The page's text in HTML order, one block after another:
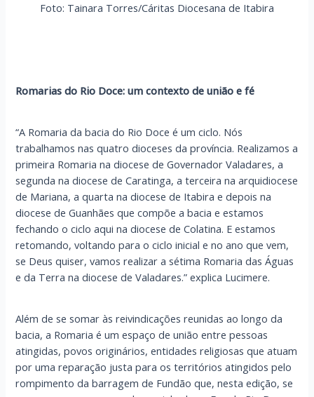
Foto: Tainara Torres/Cáritas Diocesana de Itabira
Romarias do Rio Doce: um contexto de união e fé
“A Romaria da bacia do Rio Doce é um ciclo. Nós
trabalhamos nas quatro dioceses da província. Realizamos a
primeira Romaria na diocese de Governador Valadares, a
segunda na diocese de Caratinga, a terceira na arquidiocese
de Mariana, a quarta na diocese de Itabira e depois na
diocese de Guanhães que compõe a bacia e estamos
fechando o ciclo aqui na diocese de Colatina. E estamos
retomando, voltando para o ciclo inicial e no ano que vem,
se Deus quiser, vamos realizar a sétima Romaria das Águas
e da Terra na diocese de Valadares.” explica Lucimere.
Além de se somar às reivindicações reunidas ao longo da
bacia, a Romaria é um espaço de união entre pessoas
atingidas, povos originários, entidades religiosas que atuam
por uma reparação justa para os territórios atingidos pelo
rompimento da barragem de Fundão que, nesta edição, se